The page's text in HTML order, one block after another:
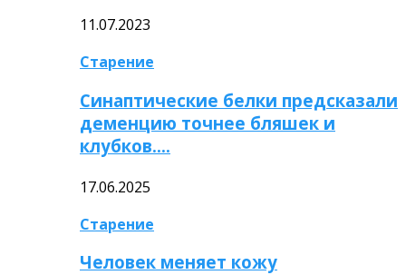
11.07.2023
Старение
Синаптические белки предсказали
деменцию точнее бляшек и
клубков….
17.06.2025
Старение
Человек меняет кожу